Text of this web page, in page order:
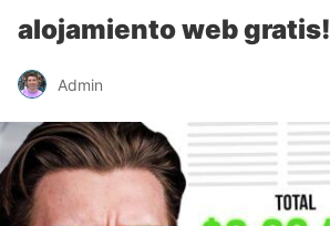
alojamiento web gratis!
Admin